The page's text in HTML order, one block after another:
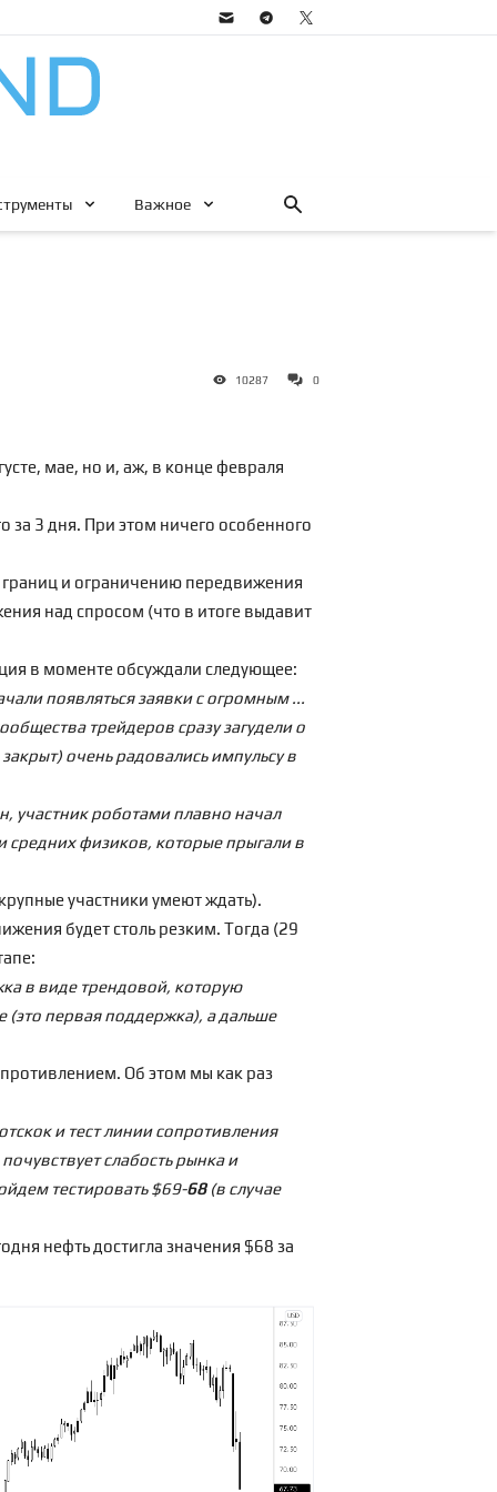
Важное
10287 0
мае, но и, аж, в конце февраля
за 3 дня. При этом ничего особенного
и ограничению передвижения
над спросом (что в итоге выдавит
в моменте обсуждали следующее:
появляться заявки с огромным ...
трейдеров сразу загудели о
очень радовались импульсу в
участник роботами плавно начал
средних физиков, которые прыгали в
участники умеют ждать).
будет столь резким. Тогда (29
в виде трендовой, которую
(это первая поддержка), а дальше
Об этом мы как раз
и тест линии сопротивления
слабость рынка и
тестировать $69-68(в случае
нефть достигла значения $68 за